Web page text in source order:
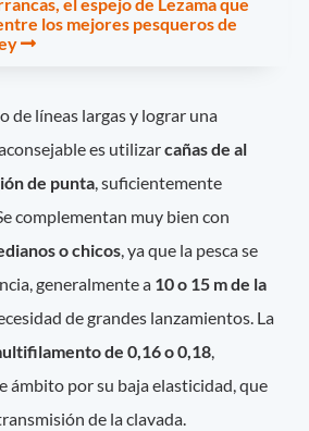
los mejores pesqueros de
de líneas largas y lograr una
es utilizarcañas de al
de punta, suficientemente
complementan muy bien con
o chicos, ya que la pesca se
generalmente a 10 o 15 m de la
de grandes lanzamientos. La
de 0,16 o 0,18,
ámbito por su baja elasticidad, que
de la clavada.